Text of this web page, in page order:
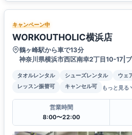
キャンペーン中
WORKOUTHOLIC横浜店
鶴ヶ峰駅から車で13分
神奈川県横浜市西区南幸2丁目10-17|
タオルレンタル シューズレンタル
ウェ
レッスン振替可
キャンセル可 もっと見る
営業時間
8:00〜22:00